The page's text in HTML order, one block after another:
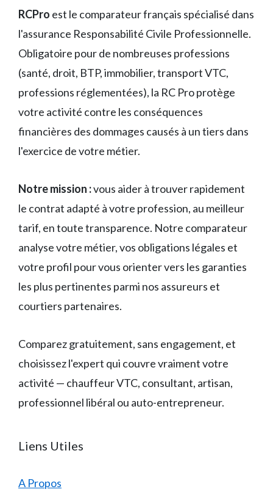
RCPro est le comparateur français spécialisé dans
l'assurance Responsabilité Civile Professionnelle.
Obligatoire pour de nombreuses professions
(santé, droit, BTP, immobilier, transport VTC,
professions réglementées), la RC Pro protège
votre activité contre les conséquences
financières des dommages causés à un tiers dans
l'exercice de votre métier.
Notre mission :vous aider à trouver rapidement
le contrat adapté à votre profession, au meilleur
tarif, en toute transparence. Notre comparateur
analyse votre métier, vos obligations légales et
votre profil pour vous orienter vers les garanties
les plus pertinentes parmi nos assureurs et
courtiers partenaires.
Comparez gratuitement, sans engagement, et
choisissez l'expert qui couvre vraiment votre
activité — chauffeur VTC, consultant, artisan,
professionnel libéral ou auto-entrepreneur.
Liens Utiles
A Propos